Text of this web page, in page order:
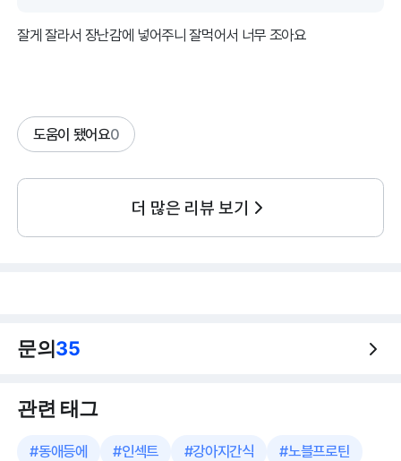
잘게 잘라서 장난감에 넣어주니 잘먹어서 너무 조아요
도움이 됐어요0
더 많은 리뷰 보기
문의35
관련 태그
#동애등에 #인섹트 #강아지간식 #노블프로틴